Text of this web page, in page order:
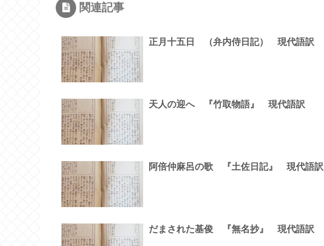
関連記事
正月十五日 （弁内侍日記） 現代語訳
天人の迎へ 『竹取物語』 現代語訳
阿倍仲麻呂の歌 『土佐日記』 現代語訳
だまされた基俊 『無名抄』 現代語訳